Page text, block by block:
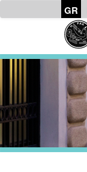
GR